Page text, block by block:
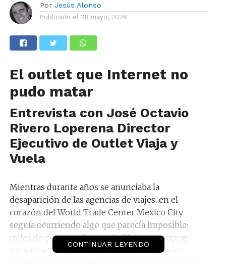
Por Jesús Alonso
Publicado el 28 mayo, 2026
El outlet que Internet no
pudo matar
Entrevista con José Octavio
Rivero Loperena Director
Ejecutivo de Outlet Viaja y
Vuela
Mientras durante años se anunciaba la
desaparición de las agencias de viajes, en el
corazón del World Trade Center Mexico City
seguía ocurriendo algo que parecía imposible:
miles de personas haciendo fila para comprar
vacaciones. No para un concierto. No para un
CONTINUAR LEYENDO